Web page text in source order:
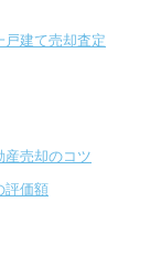
戸建て売却査定
産売却のコツ
評価額